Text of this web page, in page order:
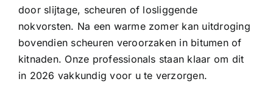
door slijtage, scheuren of losliggende
nokvorsten. Na een warme zomer kan uitdroging
bovendien scheuren veroorzaken in bitumen of
kitnaden. Onze professionals staan klaar om dit
in 2026 vakkundig voor u te verzorgen.